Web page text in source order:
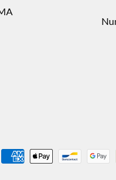
di pagamento accettati